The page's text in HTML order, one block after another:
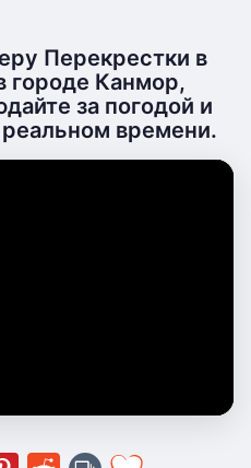
Перекрестки в
городе Канмор,
за погодой и
времени.